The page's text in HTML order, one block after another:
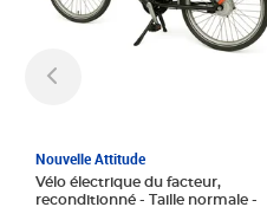
Nouvelle Attitude
Vélo électrique du facteur,
reconditionné - Taille normale -